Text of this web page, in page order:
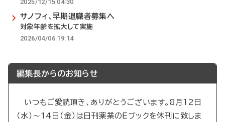
2025/12/15 04:30
サノフィ、早期退職者募集へ
対象年齢を拡大して実施
2026/04/06 19:14
編集長からのお知らせ
いつもご愛読頂き、ありがとうございます。8月12日
（水）～14日（金）は日刊薬業のEブックを休刊に致しま